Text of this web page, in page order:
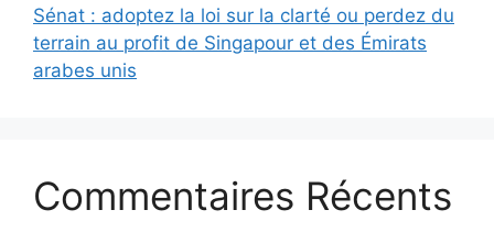
Sénat : adoptez la loi sur la clarté ou perdez du
terrain au profit de Singapour et des Émirats
arabes unis
Commentaires Récents